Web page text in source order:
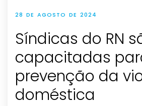
28 DE AGOSTO DE 2024
Síndicas do RN
capacitadas
prevenção da
doméstica